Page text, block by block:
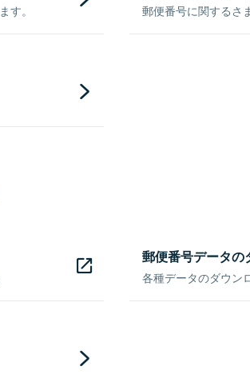
す。 郵便番号に関するさ
郵便番号データの
各種データのダウン